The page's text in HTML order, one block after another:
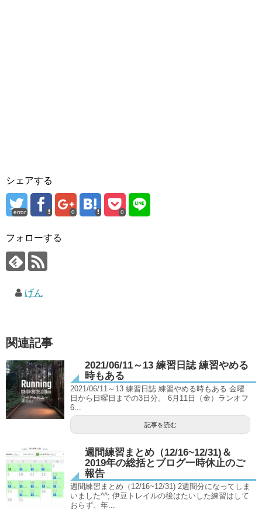
シェアする
error 0 0
フォローする
げん
関連記事
2021/06/11～13 練習日誌 練習やめる
時もある
2021/06/11～13 練習日誌 練習やめる時もある 金曜
日から日曜日までの3日分。 6月11日（金）ランオフ
6...
記事を読む
週間練習まとめ（12/16~12/31)＆
2019年の総括とブログ一時休止のご
報告
週間練習まとめ（12/16~12/31) 2週間分になってしま
いました^^; 伊豆トレイルの後はたいした練習はして
おらず、年...